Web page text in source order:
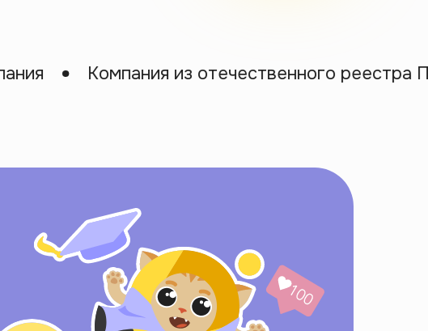
Компания из отечественного реестра ПО